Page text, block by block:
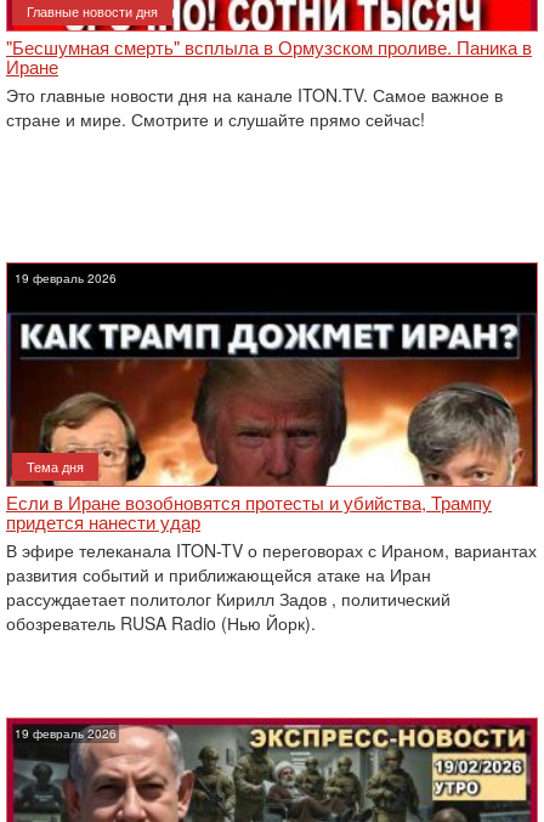
Главные новости дня
"Бесшумная смерть" всплыла в Ормузском проливе. Паника в
Иране
Это главные новости дня на канале ITON.TV. Самое важное в
стране и мире. Смотрите и слушайте прямо сейчас!
19 февраль 2026
Тема дня
Если в Иране возобновятся протесты и убийства, Трампу
придется нанести удар
В эфире телеканала ITON-TV о переговорах с Ираном, вариантах
развития событий и приближающейся атаке на Иран
рассуждаетает политолог Кирилл Задов , политический
обозреватель RUSA Radio (Нью Йорк).
19 февраль 2026